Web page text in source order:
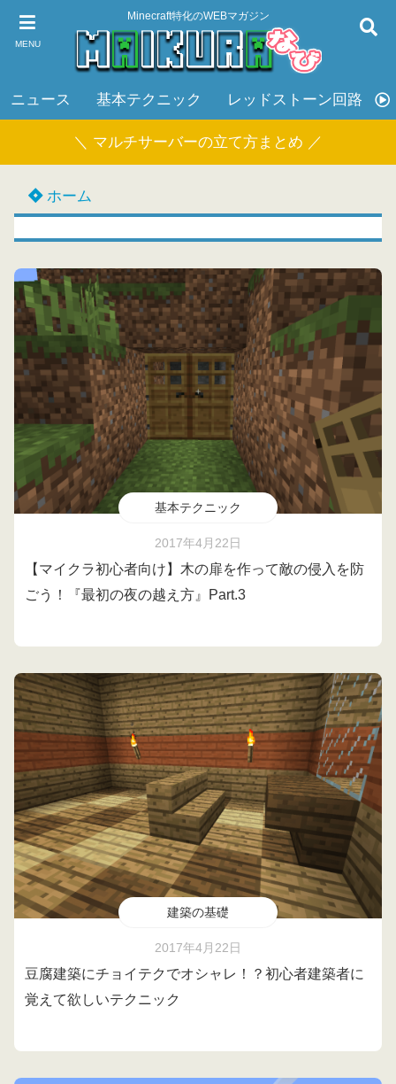
MENU
Minecraft特化のWEBマガジン
ニュース 基本テクニック レッドストーン回路
＼ マルチサーバーの立て方まとめ ／
ホーム
基本テクニック
2017年4月22日
【マイクラ初心者向け】木の扉を作って敵の侵入を防
ごう！『最初の夜の越え方』Part.3
建築の基礎
2017年4月22日
豆腐建築にチョイテクでオシャレ！？初心者建築者に
覚えて欲しいテクニック